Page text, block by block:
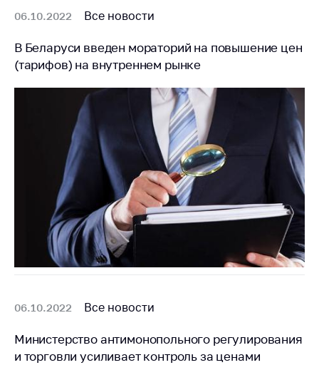
06.10.2022 Все новости
В Беларуси введен мораторий на повышение цен
(тарифов) на внутреннем рынке
06.10.2022 Все новости
Министерство антимонопольного регулирования
и торговли усиливает контроль за ценами